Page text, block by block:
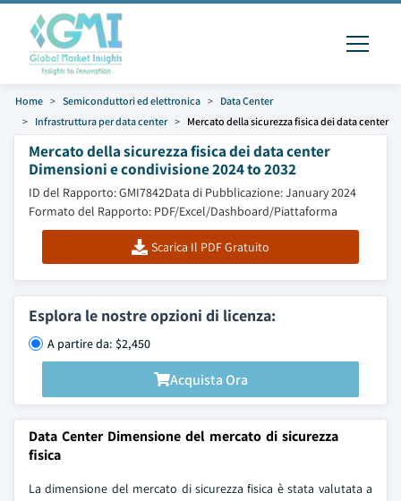
Home Semiconduttori ed elettronica
Data Center
Infrastruttura per data center
Mercato della sicurezza fisica dei data center
Mercato della sicurezza fisica dei data center
Dimensioni e condivisione 2024 to 2032
ID del Rapporto: GMI7842Data di Pubblicazione: January 2024
Formato del Rapporto: PDF/Excel/Dashboard/Piattaforma
Scarica Il PDF Gratuito
Esplora le nostre opzioni di licenza:
A partire da: $2,450
Acquista Ora
Data Center Dimensione del mercato di sicurezza
fisica
La dimensione del mercato di sicurezza fisica è stata valutata a